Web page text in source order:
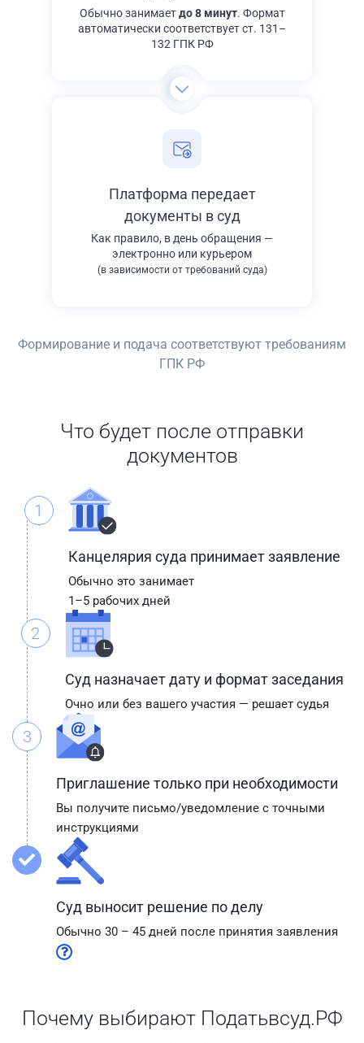
Обычно занимаетдо 8 минут. Формат
автоматически соответствует ст. 131–
132 ГПК РФ
Платформа передает
документы в суд
Как правило, в день обращения —
электронно или курьером
(в зависимости от требований суда)
Формирование и подача соответствуют требованиям
ГПК РФ
Что будет после отправки
документов
1
Канцелярия суда принимает заявление
Обычно это занимает
1–5 рабочих дней
2
Суд назначает дату и формат заседания
Очно или без вашего участия — решает судья
3
Приглашение только при необходимости
Вы получите письмо/уведомление с точными
инструкциями
Суд выносит решение по делу
Обычно 30 – 45 дней после принятия заявления
Почему выбирают Податьвсуд.РФ